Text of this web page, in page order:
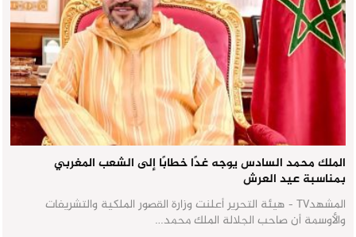
الملك محمد السادس يوجه غدًا خطابًا إلى الشعب المغربي
بمناسبة عيد العرش
المشهدTV - هيئة التحرير أعلنت وزارة القصور الملكية والتشريفات
والأوسمة أن صاحب الجلالة الملك محمد…